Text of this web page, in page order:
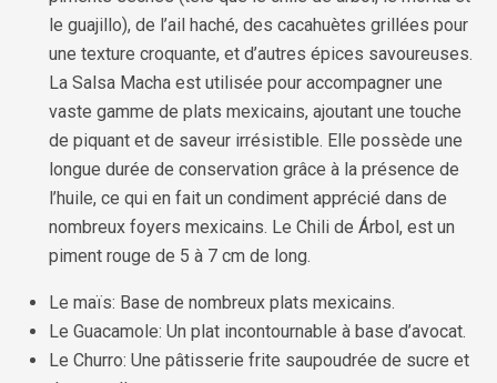
le guajillo), de l’ail haché, des cacahuètes grillées pour
une texture croquante, et d’autres épices savoureuses.
La Salsa Macha est utilisée pour accompagner une
vaste gamme de plats mexicains, ajoutant une touche
de piquant et de saveur irrésistible. Elle possède une
longue durée de conservation grâce à la présence de
l’huile, ce qui en fait un condiment apprécié dans de
nombreux foyers mexicains. Le Chili de Árbol, est un
piment rouge de 5 à 7 cm de long.
Le maïs: Base de nombreux plats mexicains.
Le Guacamole: Un plat incontournable à base d’avocat.
Le Churro: Une pâtisserie frite saupoudrée de sucre et